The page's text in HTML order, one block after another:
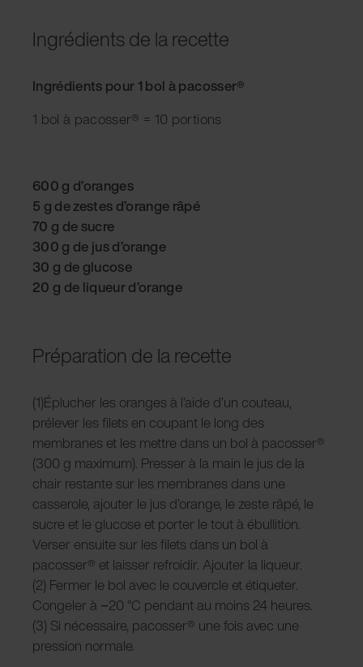
Ingrédients de la recette
Ingrédients pour 1 bol à pacosser®
1 bol à pacosser® = 10 portions
600 g d’oranges
5 g de zestes d’orange râpé
70 g de sucre
300 g de jus d’orange
30 g de glucose
20 g de liqueur d’orange
Préparation de la recette
(1)Éplucher les oranges à l’aide d’un couteau,
prélever les filets en coupant le long des
membranes et les mettre dans un bol à pacosser®
(300 g maximum). Presser à la main le jus de la
chair restante sur les membranes dans une
casserole, ajouter le jus d’orange, le zeste râpé, le
sucre et le glucose et porter le tout à ébullition.
Verser ensuite sur les filets dans un bol à
pacosser® et laisser refroidir. Ajouter la liqueur.
(2) Fermer le bol avec le couvercle et étiqueter.
Congeler à −20 °C pendant au moins 24 heures.
(3) Si nécessaire, pacosser® une fois avec une
pression normale.